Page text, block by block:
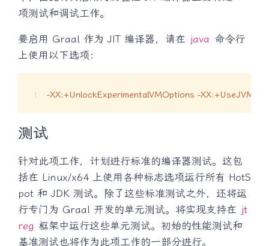
项测试和调试工作。
要启用 Graal 作为 JIT 编译器，请在 java 命令行
上使用以下选项：
-XX:+UnlockExperimentalVMOptions -
测试
针对此项工作，计划进行标准的编译器测试。这包
括在 Linux/x64 上使用各种标志选项运行所有 HotS
pot 和 JDK 测试。除了这些标准测试之外，还将运
行专门为 Graal 开发的单元测试。将实现支持在 jt
reg 框架中运行这些单元测试。初始的性能测试和
基准测试也将作为此项工作的一部分进行。